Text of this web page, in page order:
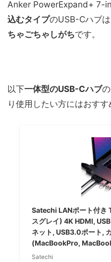
Anker PowerExpand+ 7-
込むタイプのUSB-Cハブ
ちゃごちゃしがちです。
以下一体型のUSB-Cハブ
り使用したい方にはおすす
Satechi LANポート付き
スグレイ) 4K HDMI,
ネット, USB3.0ポート,
(MacBookPro,
Satechi